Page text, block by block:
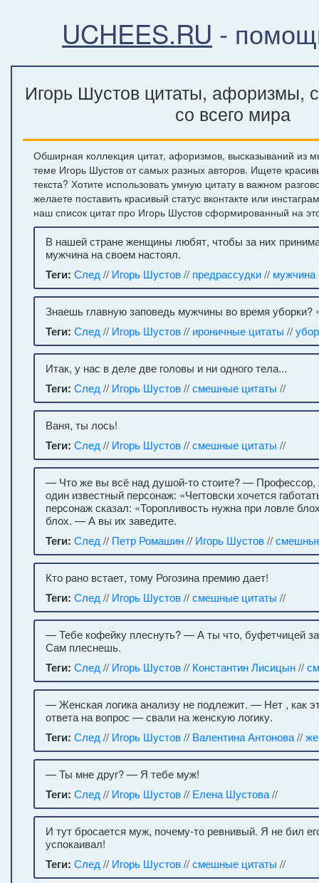
UCHEES.RU -
Игорь Шустов цитаты, афоризмы,
со всего мира
Обширная коллекция цитат, афоризмов, высказываний из
теме Игорь Шустов от самых разных авторов. Ищете
текста? Хотите использовать умную цитату в важном
желаете поставить красивый статус вконтакте или
наш список цитат про Игорь Шустов сформированный на
В нашей стране женщины любят, чтобы за них
мужчина на своем настоял.
Теги: След // Игорь Шустов// предрассудки//
Знаешь главную заповедь мужчины во время уборки?
Теги: След // Игорь Шустов// ироничные цитаты //
Итак, у нас в деле две головы и ни одного тела...
Теги: След // Игорь Шустов//смешные цитаты //
Ваня, ты лось!
Теги: След // Игорь Шустов//смешные цитаты //
— Что же вы всё над душой-то стоите? — Профессор,
один известный персонаж: «Чегтовски хочется
персонаж сказал: «Торопливость нужна при ловле
блох. — А вы их заведите.
Теги: След // Петр Ромашин// Игорь Шустов//
Кто рано встает, тому Рогозина премию дает!
Теги: След // Игорь Шустов//смешные цитаты //
— Тебе кофейку плеснуть? — А ты что, буфетчицей
Сам плеснешь.
Теги: След // Игорь Шустов// Константин Лисицын//
— Женская логика анализу не подлежит. — Нет , как
ответа на вопрос — свали на женскую логику.
Теги: След // Игорь Шустов// Валентина Антонова//
— Ты мне друг? — Я тебе муж!
Теги: След // Игорь Шустов// Елена Шустова//
И тут бросается муж, почему-то ревнивый. Я не бил
успокаивал!
Теги: След // Игорь Шустов//смешные цитаты //